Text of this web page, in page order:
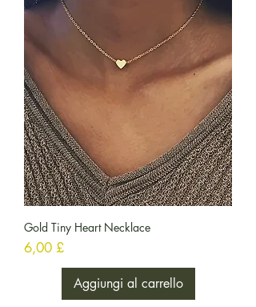
Gold Tiny Heart Necklace
Prezzo
6,00 £
Aggiungi al carrello